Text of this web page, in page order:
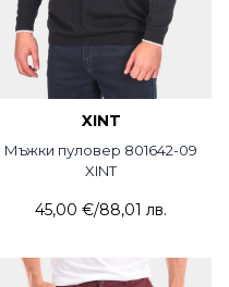
XINT
Мъжки пуловер 801642-09
XINT
45,00 €/88,01 лв.